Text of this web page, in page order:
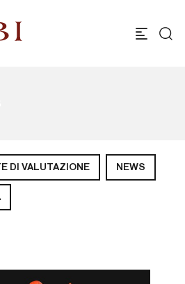
DI VALUTAZIONE NEWS